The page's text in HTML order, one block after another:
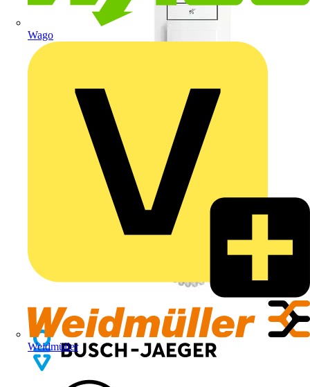
Wago
Weidmüller